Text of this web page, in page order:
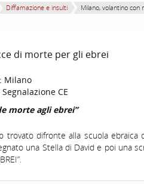
Diffamazione e insulti Milano, volantino con
di morte per gli ebrei
Milano
Segnalazione CE
morte agli ebrei”
trovato difronte alla scuola
una Stella di David e poi una